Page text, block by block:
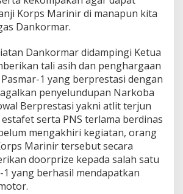
Korps Marinir di manapun kita
Dankormar.
Dankormar didampingi Ketua
tali asih dan penghargaan
1 yang berprestasi dengan
penyelundupan Narkoba
Berprestasi yakni atlit terjun
serta PNS terlama berdinas
mengakhiri kegiatan, orang
Marinir tersebut secara
doorprize kepada salah satu
yang berhasil mendapatkan